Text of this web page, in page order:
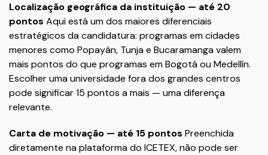
Localização geográfica da instituição — até 20
pontos Aqui está um dos maiores diferenciais
estratégicos da candidatura: programas em cidades
menores como Popayán, Tunja e Bucaramanga valem
mais pontos do que programas em Bogotá ou Medellín.
Escolher uma universidade fora dos grandes centros
pode significar 15 pontos a mais — uma diferença
relevante.
Carta de motivação — até 15 pontos Preenchida
diretamente na plataforma do ICETEX, não pode ser